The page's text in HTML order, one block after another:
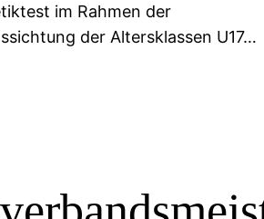
im Rahmen der
der Altersklassen U17…